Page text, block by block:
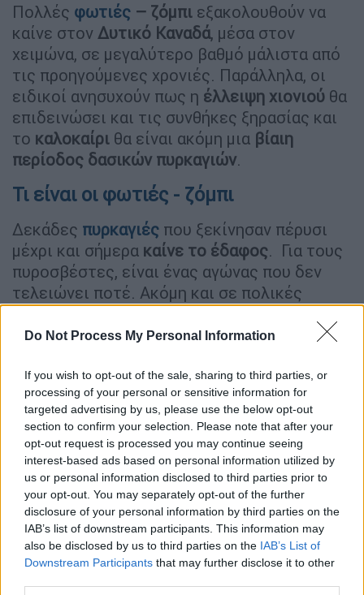
Do Not Process My Personal Information
If you wish to opt-out of the sale, sharing to third parties, or
processing of your personal or sensitive information for
targeted advertising by us, please use the below opt-out
section to confirm your selection. Please note that after your
opt-out request is processed you may continue seeing
interest-based ads based on personal information utilized by
us or personal information disclosed to third parties prior to
your opt-out. You may separately opt-out of the further
disclosure of your personal information by third parties on the
IAB’s list of downstream participants. This information may
also be disclosed by us to third parties on the IAB’s List of
Downstream Participants that may further disclose it to other
Πολλές φωτιές – ζόμπι εξακολουθούν να
καίνε στον Δυτικό Καναδά, μέσα στον
χειμώνα, σε μεγαλύτερο βαθμό μάλιστα από
τις προηγούμενες χρονιές. Παράλληλα, οι
ειδικοί ανησυχούν πως η έλλειψη χιονιού θα
επιδεινώσει και τις συνθήκες ξηρασίας και
το καλοκαίρι θα είναι ακόμη μια βίαιη
περίοδος δασικών πυρκαγιών.
Τι είναι οι φωτιές - ζόμπι
Δεκάδες πυρκαγιές που ξεκίνησαν πέρυσι
μέχρι και σήμερα καίνε το έδαφος. Για τους
πυροσβέστες, είναι ένας αγώνας που δεν
τελειώνει ποτέ. Ακόμη και σε πολικές
με σχεδόν 150 φωτιές.
ΔΙΑΒΑΣΤΕ ΕΠΙΣΗΣ
Κόσμος|23.02.2024 08:30
Φρίκη στις ΗΠΑ: Μητέρα έβαλε
φωτιά στο σπίτι και σκότωσε τα 4
παιδιά της - Η τελευταία της
ανάρτηση
Όπως αναφέρει το Γαλλικό πρακτορείο,